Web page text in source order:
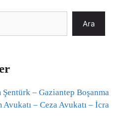
Ara
– Gaziantep Boşanma
– Ceza Avukatı – İcra